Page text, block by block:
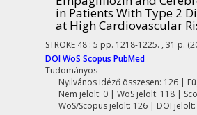
in Patients With Type 2
at High Cardiovascular
STROKE 48 : 5 pp. 1218-1225. , 31 p.
DOIWoS Scopus PubMed
Tudományos
Nyilvános idéző összesen: 126|
Nem jelölt: 0 | WoS jelölt: 118 |
WoS/Scopus jelölt: 126 | DOI jelölt: